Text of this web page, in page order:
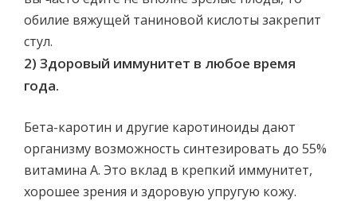
обилие вяжущей таниновой кислоты закрепит
стул.
2) Здоровый иммунитет в любое время
года.
Бета-каротин и другие каротиноиды дают
организму возможность синтезировать до 55%
витамина А. Это вклад в крепкий иммунитет,
хорошее зрения и здоровую упругую кожу.